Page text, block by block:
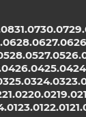
31.0730.07
28.0627.06
28.0527.05
26.0425.04
25.0324.03
21.0220.0219.02
23.0122.01